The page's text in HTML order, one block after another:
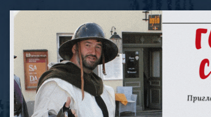
Легенд